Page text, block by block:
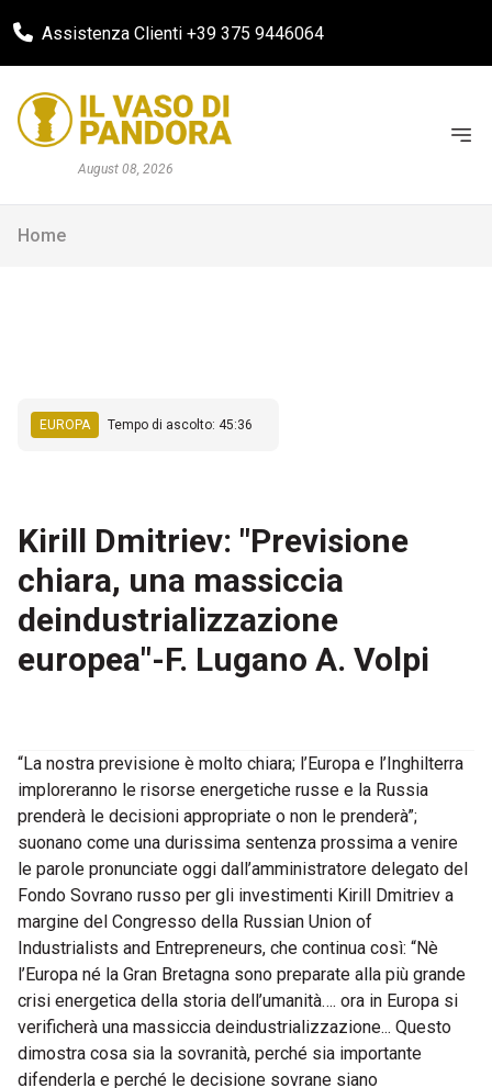
Assistenza Clienti +39 375 9446064
August 08, 2026
Home
EUROPA Tempo di ascolto: 45:36
Kirill Dmitriev: "Previsione
chiara, una massiccia
deindustrializzazione
europea"-F. Lugano A. Volpi
“La nostra previsione è molto chiara; l’Europa e l’Inghilterra
imploreranno le risorse energetiche russe e la Russia
prenderà le decisioni appropriate o non le prenderà”;
suonano come una durissima sentenza prossima a venire
le parole pronunciate oggi dall’amministratore delegato del
Fondo Sovrano russo per gli investimenti Kirill Dmitriev a
margine del Congresso della Russian Union of
Industrialists and Entrepreneurs, che continua così: “Nè
l’Europa né la Gran Bretagna sono preparate alla più grande
crisi energetica della storia dell’umanità…. ora in Europa si
verificherà una massiccia deindustrializzazione... Questo
dimostra cosa sia la sovranità, perché sia importante
difenderla e perché le decisione sovrane siano